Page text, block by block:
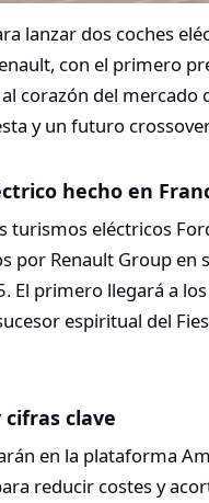
lanzar dos coches
con el primero
corazón del mercado
y un futuro
hecho en
turismos eléctricos
por Renault Group en
El primero llegará a
espiritual del
clave
en la plataforma
reducir costes y